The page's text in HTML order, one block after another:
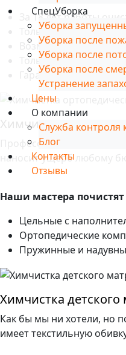
СпецУборка
Уборка
Уборка после
Уборка после
Уборка после
Устранение
Цены
О компании
Служба контроля
Блог
Контакты
Отзывы
За 18 лет работы
Только безопасные
Возможно
Только обученные
Гарантия качества.
Химчистка
Профессиональная
наносит ущерб любому
Наши мастера
Цельные с
Ортопедические
Пружинные и
Химчистка детского
Как бы мы ни хотели, но
имеет текстильную